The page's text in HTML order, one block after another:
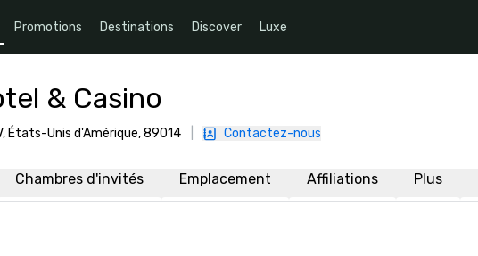
Promotions Destinations Discover Luxe
& Casino
États-Unis d'Amérique, 89014 Contactez-nous
Chambres d'invités Emplacement Affiliations Plus